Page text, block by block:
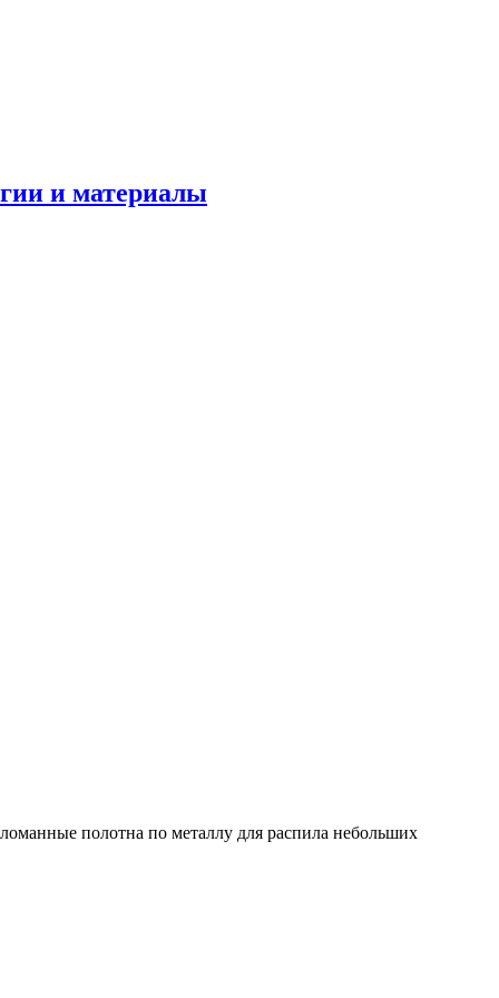
и материалы
полотна по металлу для распила небольших